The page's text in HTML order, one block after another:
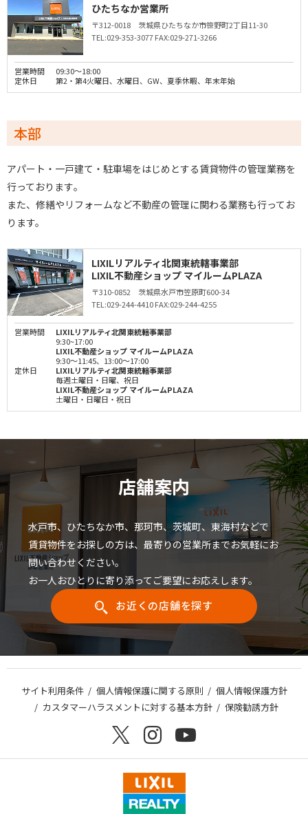
ひたちなか営業所
〒312-0018 茨城県ひたちなか市笹野町2丁目11-30
TEL:029-353-3077FAX:029-271-3266
営業時間
09:30～18:00
定休日
第2・第4火曜日、水曜日、GW、夏季休暇、年末年始
本部
アパート・一戸建て・駐車場をはじめとする賃貸物件の管理業務を
行っております｡
また、修繕やリフォームなど不動産の管理に関わる業務も行ってお
ります。
LIXILリアルティ北関東統轄事業部
LIXIL不動産ショップ マイルームPLAZA
〒310-0852 茨城県水戸市笠原町600-34
TEL:029-244-4410FAX:029-244-4255
営業時間
LIXILリアルティ北関東統轄事業部
9:30~17:00
LIXIL不動産ショップ マイルームPLAZA
9:30～11:45、13:00～17:00
定休日
LIXILリアルティ北関東統轄事業部
毎週土曜日・日曜、祝日
LIXIL不動産ショップ マイルームPLAZA
土曜日・日曜日・祝日
店舗案内
水戸市、ひたちなか市、那珂市、茨城町、東海村などで
賃貸物件をお探しの方は、最寄りの営業所までお気軽にお
問い合わせください。
お一人おひとりに寄り添ってご要望にお応えします。
お近くの店舗を探す
サイト利用条件 個人情報保護に関する原則
個人情報保護方針
カスタマーハラスメントに対する基本方針
保険勧誘方針